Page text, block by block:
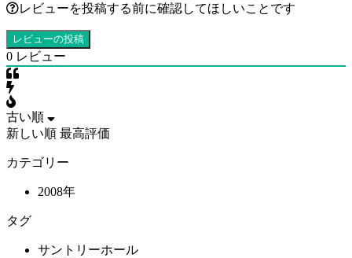
レビューを投稿する前に確認してほしいことです
0 レビュー
古い順
新しい順 最高評価
カテゴリー
2008年
タグ
サントリーホール